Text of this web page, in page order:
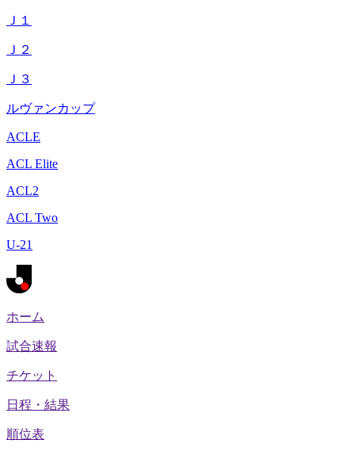
Ｊ１
Ｊ２
Ｊ３
ルヴァンカップ
ACLE
ACL Elite
ACL2
ACL Two
U-21
ホーム
試合速報
チケット
日程・結果
順位表